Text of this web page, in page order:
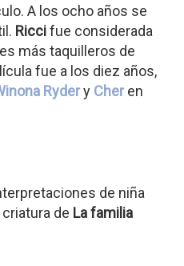
A los ocho años se
Riccifue considerada
más taquilleros de
fue a los diez años,
Rydery Cheren
de niña
de La familia